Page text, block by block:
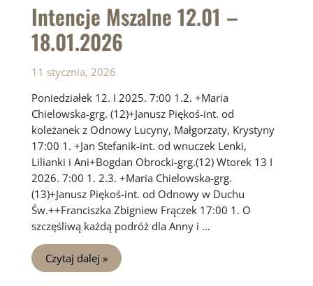
Intencje Mszalne 12.01 –
18.01.2026
11 stycznia, 2026
Poniedziałek 12. I 2025. 7:00 1.2. +Maria
Chielowska-grg. (12)+Janusz Piękoś-int. od
koleżanek z Odnowy Lucyny, Małgorzaty, Krystyny
17:00 1. +Jan Stefanik-int. od wnuczek Lenki,
Lilianki i Ani+Bogdan Obrocki-grg.(12) Wtorek 13 I
2026. 7:00 1. 2.3. +Maria Chielowska-grg.
(13)+Janusz Piękoś-int. od Odnowy w Duchu
Św.++Franciszka Zbigniew Frączek 17:00 1. O
szczęśliwą każdą podróż dla Anny i …
Intencje
Mszalne
12.01
Czytaj dalej »